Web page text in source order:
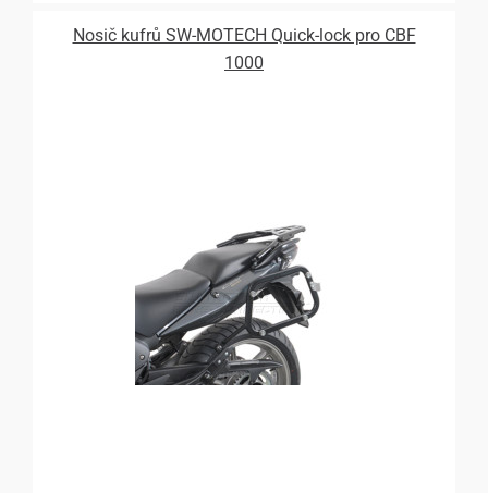
Nosič kufrů SW-MOTECH Quick-lock pro CBF
1000